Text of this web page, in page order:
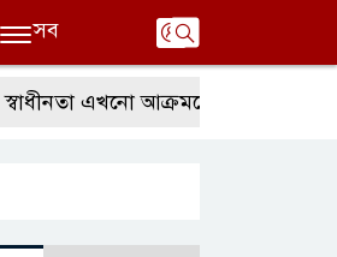
সব
এখনো আক্রমণের মুখে: সম্পাদক